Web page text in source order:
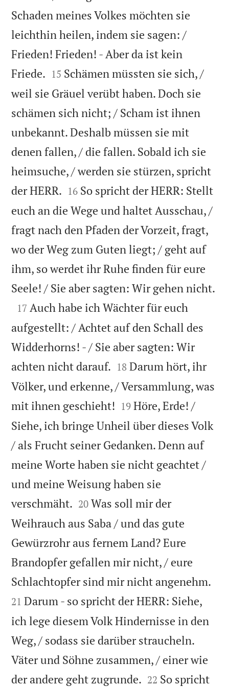
Schaden meines Volkes möchten sie
leichthin heilen, indem sie sagen: /
Frieden! Frieden! - Aber da ist kein
Friede. 

15 Schämen müssten sie sich, /
weil sie Gräuel verübt haben. Doch sie
schämen sich nicht; / Scham ist ihnen
unbekannt. Deshalb müssen sie mit
denen fallen, / die fallen. Sobald ich sie
heimsuche, / werden sie stürzen, spricht
der HERR. 

16 So spricht der HERR: Stellt
euch an die Wege und haltet Ausschau, /
fragt nach den Pfaden der Vorzeit, fragt,
wo der Weg zum Guten liegt; / geht auf
ihm, so werdet ihr Ruhe finden für eure
Seele! / Sie aber sagten: Wir gehen nicht.

17 Auch habe ich Wächter für euch
aufgestellt: / Achtet auf den Schall des
Widderhorns! - / Sie aber sagten: Wir
achten nicht darauf. 

18 Darum hört, ihr
Völker, und erkenne, / Versammlung, was
mit ihnen geschieht! 

19 Höre, Erde! /
Siehe, ich bringe Unheil über dieses Volk
/ als Frucht seiner Gedanken. Denn auf
meine Worte haben sie nicht geachtet /
und meine Weisung haben sie
verschmäht. 

20 Was soll mir der
Weihrauch aus Saba / und das gute
Gewürzrohr aus fernem Land? Eure
Brandopfer gefallen mir nicht, / eure
Schlachtopfer sind mir nicht angenehm.
21 Darum - so spricht der HERR: Siehe,
ich lege diesem Volk Hindernisse in den
Weg, / sodass sie darüber straucheln.
Väter und Söhne zusammen, / einer wie
der andere geht zugrunde. 

22 So spricht